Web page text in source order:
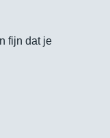
fijn dat je